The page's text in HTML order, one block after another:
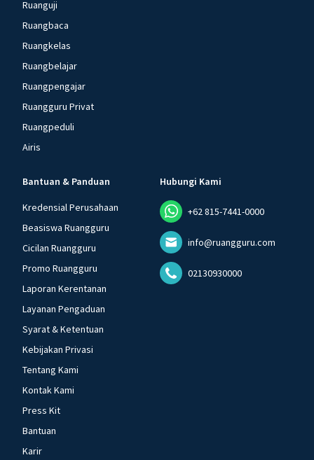
Ruanguji
Ruangbaca
Ruangkelas
Ruangbelajar
Ruangpengajar
Ruangguru Privat
Ruangpeduli
Airis
Bantuan & Panduan
Kredensial Perusahaan
Beasiswa Ruangguru
Cicilan Ruangguru
Promo Ruangguru
Laporan Kerentanan
Layanan Pengaduan
Syarat & Ketentuan
Kebijakan Privasi
Tentang Kami
Kontak Kami
Press Kit
Bantuan
Karir
Hubungi Kami
+62 815-7441-0000
info@ruangguru.com
02130930000